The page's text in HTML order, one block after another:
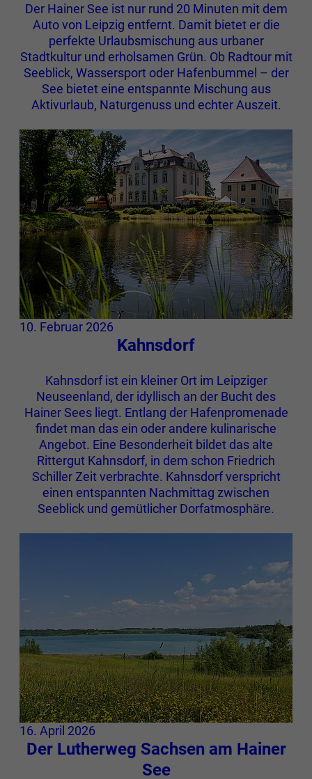
Der Hainer See ist nur rund 20 Minuten mit dem
Auto von Leipzig entfernt. Damit bietet er die
perfekte Urlaubsmischung aus urbaner
Stadtkultur und erholsamen Grün. Ob Radtour mit
Seeblick, Wassersport oder Hafenbummel – der
See bietet eine entspannte Mischung aus
Aktivurlaub, Naturgenuss und echter Auszeit.
10. Februar 2026
Kahnsdorf
Kahnsdorf ist ein kleiner Ort im Leipziger
Neuseenland, der idyllisch an der Bucht des
Hainer Sees liegt. Entlang der Hafenpromenade
findet man das ein oder andere kulinarische
Angebot. Eine Besonderheit bildet das alte
Rittergut Kahnsdorf, in dem schon Friedrich
Schiller Zeit verbrachte. Kahnsdorf verspricht
einen entspannten Nachmittag zwischen
Seeblick und gemütlicher Dorfatmosphäre.
16. April 2026
Der Lutherweg Sachsen am Hainer
See